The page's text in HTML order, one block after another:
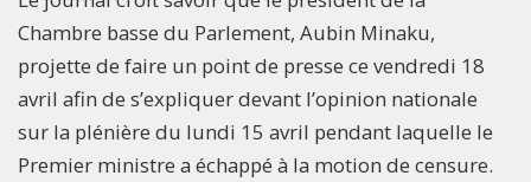
Chambre basse du Parlement, Aubin Minaku,
projette de faire un point de presse ce vendredi 18
avril afin de s’expliquer devant l’opinion nationale
sur la plénière du lundi 15 avril pendant laquelle le
Premier ministre a échappé à la motion de censure.